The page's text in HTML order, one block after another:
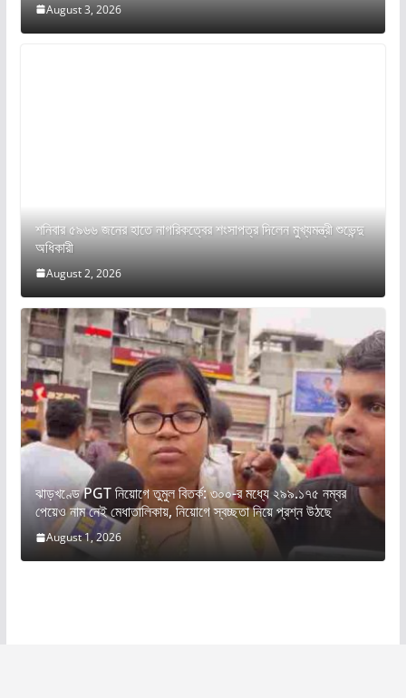
August 3, 2026
শনিবার ৫৯৬৬ জনের হাতে নাগরিকত্বের শংসাপত্র দিলেন মুখ্যমন্ত্রী শুভেন্দু
অধিকারী
August 2, 2026
ঝাড়খণ্ডে PGT নিয়োগে তুমুল বিতর্ক: ৩০০-র মধ্যে ২৯৯.১৭৫ নম্বর
পেয়েও নাম নেই মেধাতালিকায়, নিয়োগে স্বচ্ছতা নিয়ে প্রশ্ন উঠছে
August 1, 2026